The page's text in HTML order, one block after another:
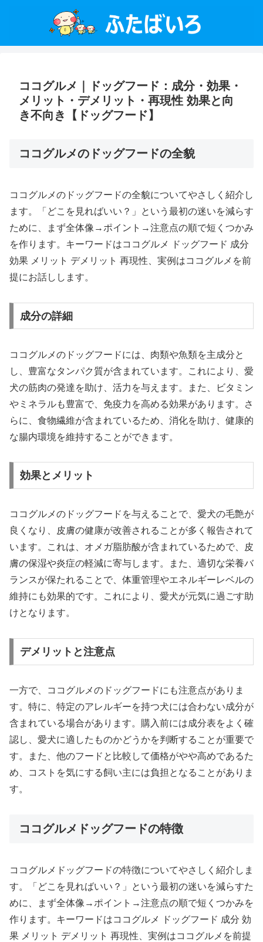
ココグルメ｜ドッグフード：成分・効果・
メリット・デメリット・再現性 効果と向
き不向き【ドッグフード】
ココグルメのドッグフードの全貌
ココグルメのドッグフードの全貌についてやさしく紹介し
ます。「どこを見ればいい？」という最初の迷いを減らす
ために、まず全体像→ポイント→注意点の順で短くつかみ
を作ります。キーワードはココグルメ ドッグフード 成分
効果 メリット デメリット 再現性、実例はココグルメを前
提にお話しします。
成分の詳細
ココグルメのドッグフードには、肉類や魚類を主成分と
し、豊富なタンパク質が含まれています。これにより、愛
犬の筋肉の発達を助け、活力を与えます。また、ビタミン
やミネラルも豊富で、免疫力を高める効果があります。さ
らに、食物繊維が含まれているため、消化を助け、健康的
な腸内環境を維持することができます。
効果とメリット
ココグルメのドッグフードを与えることで、愛犬の毛艶が
良くなり、皮膚の健康が改善されることが多く報告されて
います。これは、オメガ脂肪酸が含まれているためで、皮
膚の保湿や炎症の軽減に寄与します。また、適切な栄養バ
ランスが保たれることで、体重管理やエネルギーレベルの
維持にも効果的です。これにより、愛犬が元気に過ごす助
けとなります。
デメリットと注意点
一方で、ココグルメのドッグフードにも注意点がありま
す。特に、特定のアレルギーを持つ犬には合わない成分が
含まれている場合があります。購入前には成分表をよく確
認し、愛犬に適したものかどうかを判断することが重要で
す。また、他のフードと比較して価格がやや高めであるた
め、コストを気にする飼い主には負担となることがありま
す。
ココグルメドッグフードの特徴
ココグルメドッグフードの特徴についてやさしく紹介しま
す。「どこを見ればいい？」という最初の迷いを減らすた
めに、まず全体像→ポイント→注意点の順で短くつかみを
作ります。キーワードはココグルメ ドッグフード 成分 効
果 メリット デメリット 再現性、実例はココグルメを前提